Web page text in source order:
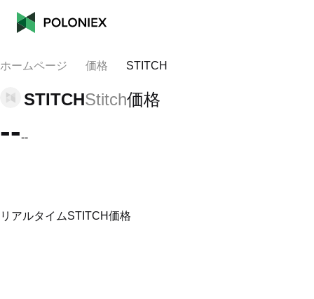
ホームページ 価格 STITCH
STITCHStitch価格
----
リアルタイムSTITCH価格